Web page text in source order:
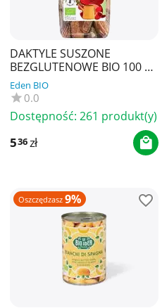
DAKTYLE SUSZONE
BEZGLUTENOWE BIO 100 g -
BIOMINKI
Eden BIO
0.0
Dostępność: 261 produkt(y)
536zł
Oszczędzasz 9%